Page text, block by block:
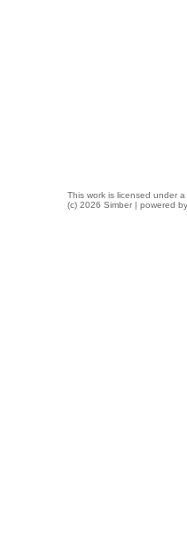
This work is licensed under a
(c) 2026 Simber | powered by